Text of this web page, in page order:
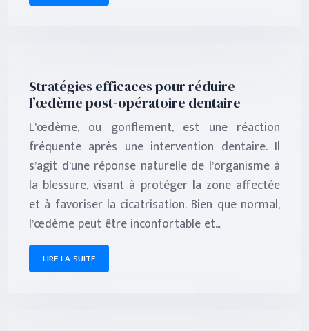
Stratégies efficaces pour réduire
l’œdème post-opératoire dentaire
L’œdème, ou gonflement, est une réaction
fréquente après une intervention dentaire. Il
s’agit d’une réponse naturelle de l’organisme à
la blessure, visant à protéger la zone affectée
et à favoriser la cicatrisation. Bien que normal,
l’œdème peut être inconfortable et…
LIRE LA SUITE